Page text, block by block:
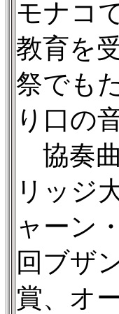
モナコ
教育を
祭でも
り口の
協奏
リッジ
ャーン
回ブザ
賞、オ